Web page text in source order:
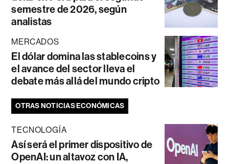
semestre de 2026, según
analistas
MERCADOS
El dólar domina las stablecoins y
el avance del sector lleva el
debate más allá del mundo cripto
OTRAS NOTICIAS ECONÓMICAS
TECNOLOGÍA
Así será el primer dispositivo de
OpenAI: un altavoz con IA,